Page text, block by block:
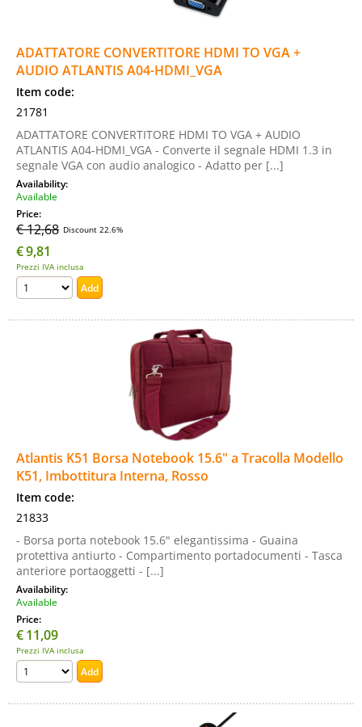
ADATTATORE CONVERTITORE HDMI TO VGA +
AUDIO ATLANTIS A04-HDMI_VGA
Item code:
21781
ADATTATORE CONVERTITORE HDMI TO VGA + AUDIO
ATLANTIS A04-HDMI_VGA - Converte il segnale HDMI 1.3 in
segnale VGA con audio analogico - Adatto per [...]
Availability:
Available
Price:
€ 12,68 Discount 22.6%
€9,81
Prezzi IVA inclusa
Atlantis K51 Borsa Notebook 15.6" a Tracolla Modello
K51, Imbottitura Interna, Rosso
Item code:
21833
- Borsa porta notebook 15.6" elegantissima - Guaina
protettiva antiurto - Compartimento portadocumenti - Tasca
anteriore portaoggetti - [...]
Availability:
Available
Price:
€11,09
Prezzi IVA inclusa